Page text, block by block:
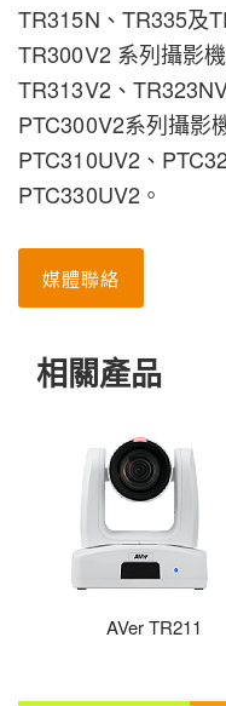
TR315N、TR335及
TR300V2 系列攝影
TR313V2、
PTC300V2系列攝影
PTC310UV2、
PTC330UV2。
媒體聯絡
相關產品
AVer TR211